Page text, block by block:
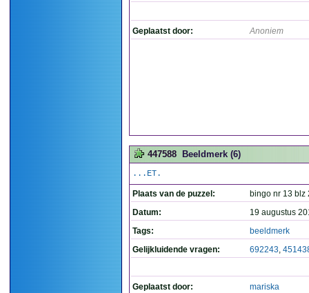
Geplaatst door: Anoniem
447588 Beeldmerk (6)
...ET.
Plaats van de puzzel:
bingo nr 13 blz
Datum:
19 augustus
Tags:
beeldmerk
Gelijkluidende vragen:
692243,
Geplaatst door: mariska